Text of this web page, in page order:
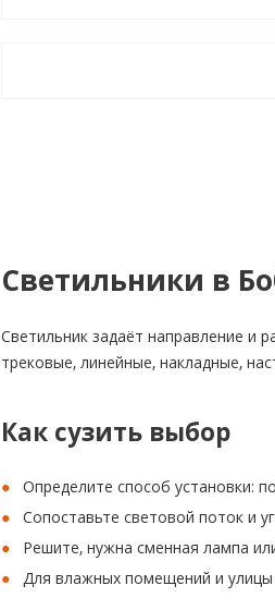
Светильники в
Светильник задаёт направление и
трековые, линейные, накладные,
Как сузить выбор
Определите способ установки:
Сопоставьте световой поток и
Решите, нужна сменная лампа
Для влажных помещений и